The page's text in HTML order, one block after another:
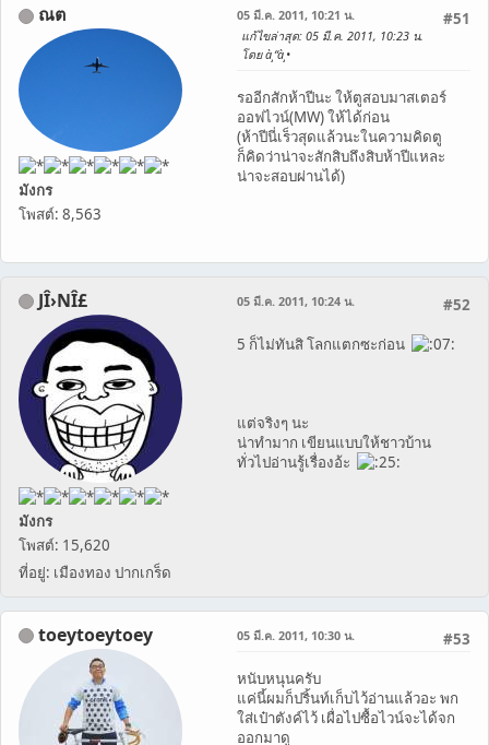
ณต
มังกร
โพสต์: 8,563
#51
05 มี.ค. 2011, 10:21 น.
แก้ไขล่าสุด: 05 มี.ค. 2011, 10:23 น.
โดย à¸“à¸•
รออีกสักห้าปีนะ ให้ตูสอบมาสเตอร์
ออฟไวน์(MW) ให้ได้ก่อน
(ห้าปีนี่เร็วสุดแล้วนะในความคิดตู
ก็คิดว่าน่าจะสักสิบถึงสิบห้าปีแหละ
น่าจะสอบผ่านได้)
JÎ›NÎ£
มังกร
โพสต์: 15,620
ที่อยู่: เมืองทอง ปากเกร็ด
#52
05 มี.ค. 2011, 10:24 น.
5 ก็ไม่ทันสิ โลกแตกซะก่อน
แต่จริงๆ นะ
น่าทำมาก เขียนแบบให้ชาวบ้าน
ทั่วไปอ่านรู้เรื่องอ้ะ
toeytoeytoey #53
05 มี.ค. 2011, 10:30 น.
หนับหนุนครับ
แค่นี้ผมก็ปริ้นท์เก็บไว้อ่านแล้วอะ พก
ใส่เป๋าตังค์ไว้ เผื่อไปซื้อไวน์จะได้จก
ออกมาดู